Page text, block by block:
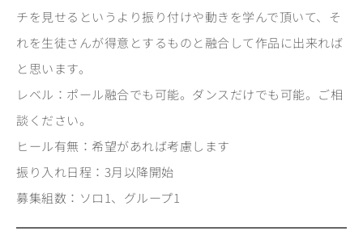
チを見せるというより振り付けや動きを学んで頂いて、そ
れを生徒さんが得意とするものと融合して作品に出来れば
と思います。
レベル：ポール融合でも可能。ダンスだけでも可能。ご相
談ください。
ヒール有無：希望があれば考慮します
振り入れ日程：3月以降開始
募集組数：ソロ1、グループ1